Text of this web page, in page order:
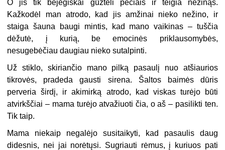
O jis tik bejėgiškai gūžteli pečiais ir teigia nežinąs.
Kažkodėl man atrodo, kad jis amžinai nieko nežino, ir
staiga šauna baugi mintis, kad mano vaikinas – tuščia
dėžutė, į kurią, be emocinės priklausomybės,
nesugebėčiau daugiau nieko sutalpinti.
Už stiklo, skiriančio mano pilką pasaulį nuo atšiaurios
tikrovės, pradeda gausti sirena. Šaltos baimės dūris
perveria širdį, ir akimirką atrodo, kad viskas turėjo būti
atvirkščiai – mama turėjo atvažiuoti čia, o aš – pasilikti ten.
Tik taip.
Mama niekaip negalėjo susitaikyti, kad pasaulis daug
didesnis, nei jai norėtųsi. Sugriauti rėmus, į kuriuos pati